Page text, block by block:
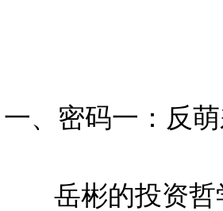
一、密码一：反
岳彬的投资哲学